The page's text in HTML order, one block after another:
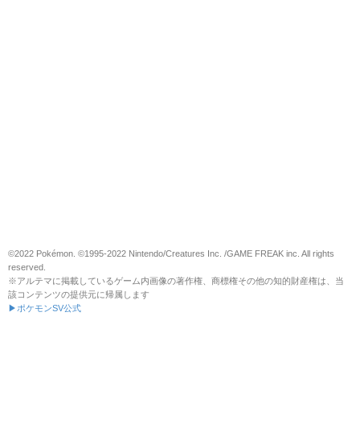
©2022 Pokémon. ©1995-2022 Nintendo/Creatures Inc. /GAME FREAK inc. All rights
reserved.
※アルテマに掲載しているゲーム内画像の著作権、商標権その他の知的財産権は、当
該コンテンツの提供元に帰属します
▶ポケモンSV公式